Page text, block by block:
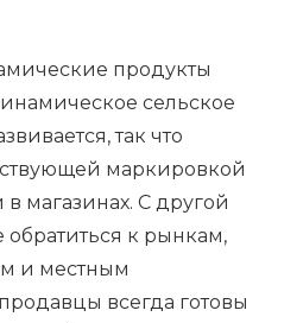
продукты
сельское
так что
маркировкой
магазинах. С другой
к рынкам,
и местным
всегда готовы